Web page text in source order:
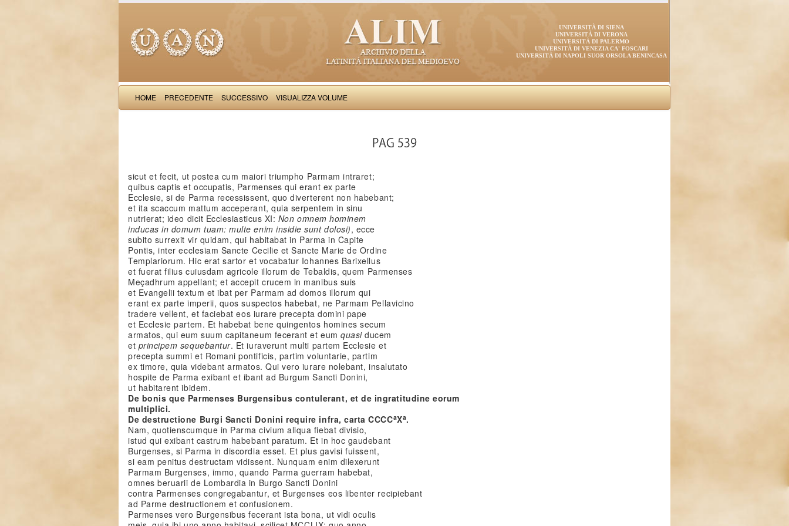
UNIVERSITÀ DI SIENA
UNIVERSITÀ DI VERONA
UNIVERSITÀ DI PALERMO
UNIVERSITÀ DI VENEZIA CA' FOSCARI
UNIVERSITÀ DI NAPOLI SUOR ORSOLA BENINCASA
HOME PRECEDENTE SUCCESSIVO VISUALIZZA VOLUME
PAG 539
sicut et fecit, ut postea cum maiori triumpho Parmam intraret;
quibus captis et occupatis, Parmenses qui erant ex parte
Ecclesie, si de Parma recessissent, quo diverterent non habebant;
et ita scaccum mattum acceperant, quia serpentem in sinu
nutrierat; ideo dicit Ecclesiasticus XI: Non omnem hominem
inducas in domum tuam: multe enim insidie sunt dolosi), ecce
subito surrexit vir quidam, qui habitabat in Parma in Capite
Pontis, inter ecclesiam Sancte Cecilie et Sancte Marie de Ordine
Templariorum. Hic erat sartor et vocabatur Iohannes Barixellus
et fuerat filius cuiusdam agricole illorum de Tebaldis, quem Parmenses
Meçadhrum appellant; et accepit crucem in manibus suis
et Evangelii textum et ibat per Parmam ad domos illorum qui
erant ex parte imperii, quos suspectos habebat, ne Parmam Pellavicino
tradere vellent, et faciebat eos iurare precepta domini pape
et Ecclesie partem. Et habebat bene quingentos homines secum
armatos, qui eum suum capitaneum fecerant et eumquasiducem
et principem sequebantur. Et iuraverunt multi partem Ecclesie et
precepta summi et Romani pontificis, partim voluntarie, partim
ex timore, quia videbant armatos. Qui vero iurare nolebant, insalutato
hospite de Parma exibant et ibant ad Burgum Sancti Donini,
ut habitarent ibidem.
De bonis que Parmenses Burgensibus contulerant, et de ingratitudine eorum
multiplici.
De destructione Burgi Sancti Donini require infra, carta CCCCaXa.
Nam, quotienscumque in Parma civium aliqua fiebat divisio,
istud qui exibant castrum habebant paratum. Et in hoc gaudebant
Burgenses, si Parma in discordia esset. Et plus gavisi fuissent,
si eam penitus destructam vidissent. Nunquam enim dilexerunt
Parmam Burgenses, immo, quando Parma guerram habebat,
omnes beruarii de Lombardia in Burgo Sancti Donini
contra Parmenses congregabantur, et Burgenses eos libenter recipiebant
ad Parme destructionem et confusionem.
Parmenses vero Burgensibus fecerant ista bona, ut vidi oculis